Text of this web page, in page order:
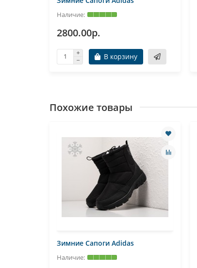
2800.00р.
В корзину
Похожие товары
Зимние Сапоги Adidas